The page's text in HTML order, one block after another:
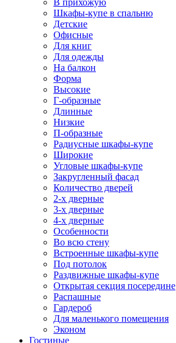
В прихожую
Шкафы-купе в спальню
Детские
Офисные
Для книг
Для одежды
На балкон
Форма
Высокие
Г-образные
Длинные
Низкие
П-образные
Радиусные шкафы-купе
Широкие
Угловые шкафы-купе
Закругленный фасад
Количество дверей
2-х дверные
3-х дверные
4-х дверные
Особенности
Во всю стену
Встроенные шкафы-купе
Под потолок
Раздвижные шкафы-купе
Открытая секция посередине
Распашные
Гардероб
Для маленького помещения
Эконом
Гостиные